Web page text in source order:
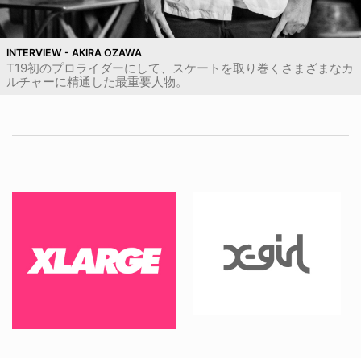
INTERVIEW - AKIRA OZAWA
T19初のプロライダーにして、スケートを取り巻くさまざまなカ
ルチャーに精通した最重要人物。